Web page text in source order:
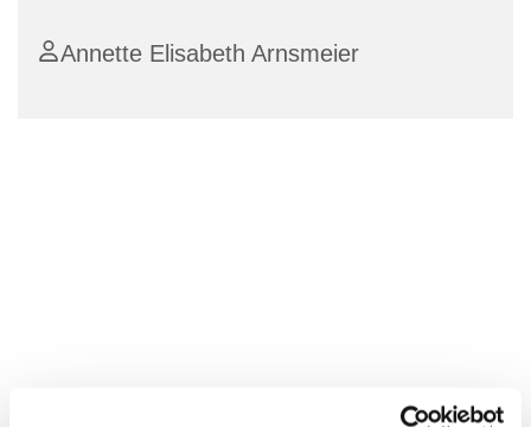
Annette Elisabeth Arnsmeier